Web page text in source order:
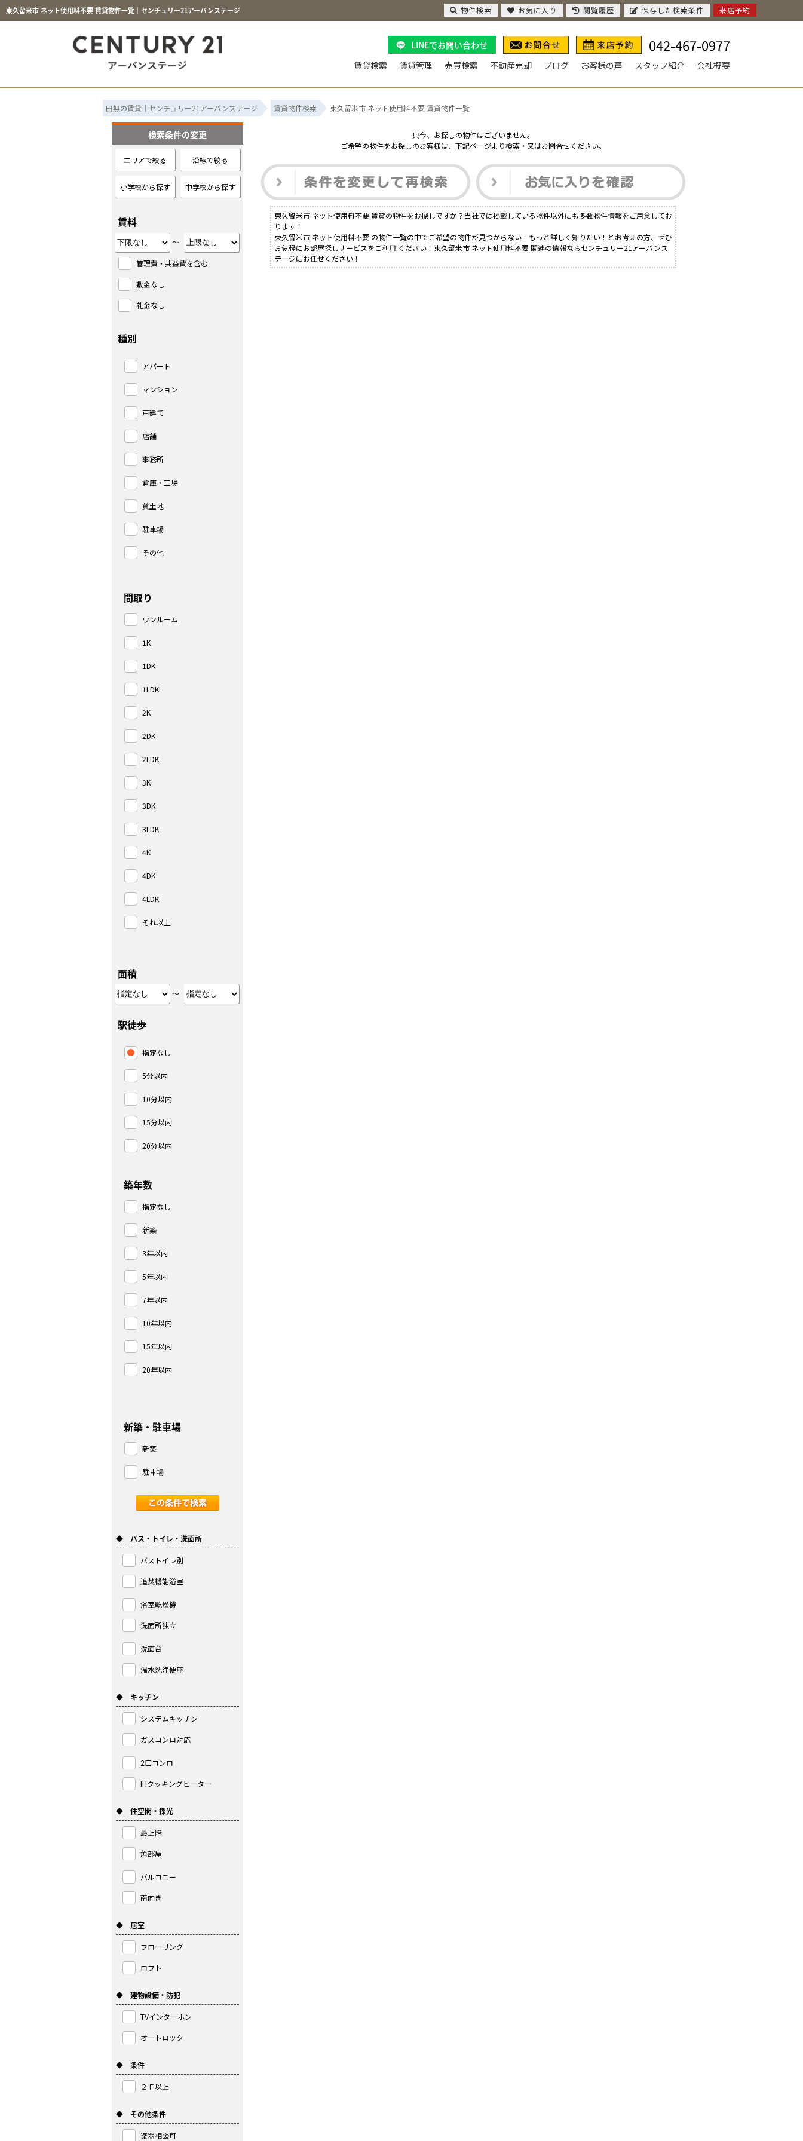
東久留米市 ネット使用料不要 賃貸物件一覧｜センチュリー21アーバンステージ
LINEでお問い合わせ 042-467-0977
賃貸検索 賃貸管理 売買検索 不動産売却 ブログ お客様の声 スタッフ紹介 会社概要
田無の賃貸｜センチュリー21アーバンステージ 賃貸物件検索 東久留米市 ネット使用料不要 賃貸物件一覧
只今、お探しの物件はございません。
ご希望の物件をお探しのお客様は、下記ページより検索・又はお問合せください。
東久留米市 ネット使用料不要 賃貸の物件をお探しですか？当社では掲載している物件以外にも多数物件情報をご用意してお
ります！
東久留米市 ネット使用料不要 の物件一覧の中でご希望の物件が見つからない！もっと詳しく知りたい！とお考えの方、ぜひ
お気軽にお部屋探しサービスをご利用 ください！東久留米市 ネット使用料不要 関連の情報ならセンチュリー21アーバンス
テージにお任せください！
検索条件の変更
エリアで絞る 沿線で絞る
小学校から探す 中学校から探す
賃料
～
管理費・共益費を含む
敷金なし
礼金なし
種別
アパート
マンション
戸建て
店舗
事務所
倉庫・工場
貸土地
駐車場
その他
間取り
ワンルーム
1K
1DK
1LDK
2K
2DK
2LDK
3K
3DK
3LDK
4K
4DK
4LDK
それ以上
面積
～
駅徒歩
指定なし
5分以内
10分以内
15分以内
20分以内
築年数
指定なし
新築
3年以内
5年以内
7年以内
10年以内
15年以内
20年以内
新築・駐車場
新築
駐車場
◆ バス・トイレ・洗面所
バストイレ別
追焚機能浴室
浴室乾燥機
洗面所独立
洗面台
温水洗浄便座
◆ キッチン
システムキッチン
ガスコンロ対応
2口コンロ
IHクッキングヒーター
◆ 住空間・採光
最上階
角部屋
バルコニー
南向き
◆ 居室
フローリング
ロフト
◆ 建物設備・防犯
TVインターホン
オートロック
◆ 条件
２Ｆ以上
◆ その他条件
楽器相談可
物件検索 お気に入り 閲覧履歴 保存した検索条件 来店予約